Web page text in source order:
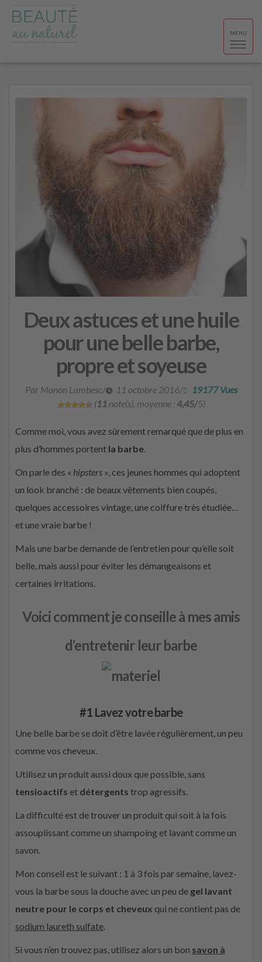
Toggle
MENU
Deux astuces et une huile
pour une belle barbe,
propre et soyeuse
Par Manon Lambesc/ 11 octobre 2016/
19177 Vues
(11 note(s), moyenne : 4,45/5)
Comme moi, vous avez sûrement remarqué que de plus en
plus d’hommes portent la barbe.
On parle des « hipsters », ces jeunes hommes qui adoptent
un look branché : de beaux vêtements bien coupés,
quelques accessoires vintage, une coiffure très étudiée…
et une vraie barbe !
Mais une barbe demande de l’entretien pour qu’elle soit
belle, mais aussi pour éviter les démangeaisons et
certaines irritations.
Voici comment je conseille à mes amis
d’entretenir leur barbe
#1 Lavez votre barbe
Une belle barbe se doit d’être lavée régulièrement, un peu
comme vos cheveux.
Utilisez un produit aussi doux que possible, sans
tensioactifs et détergents trop agressifs.
La difficulté est de trouver un produit qui soit à la fois
assouplissant comme un shampoing et lavant comme un
savon.
Mon conseil est le suivant : 1 à 3 fois par semaine, lavez-
vous la barbe sous la douche avec un peu de gel lavant
neutre pour le corps et cheveux qui ne contient pas de
sodium laureth sulfate.
Si vous n’en trouvez pas, utilisez alors un bon savon à